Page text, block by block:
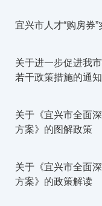
宜兴市人才“购房券”
关于进一步促进我
若干政策措施的通知
关于《宜兴市全面
方案》的图解政策
关于《宜兴市全面
方案》的政策解读